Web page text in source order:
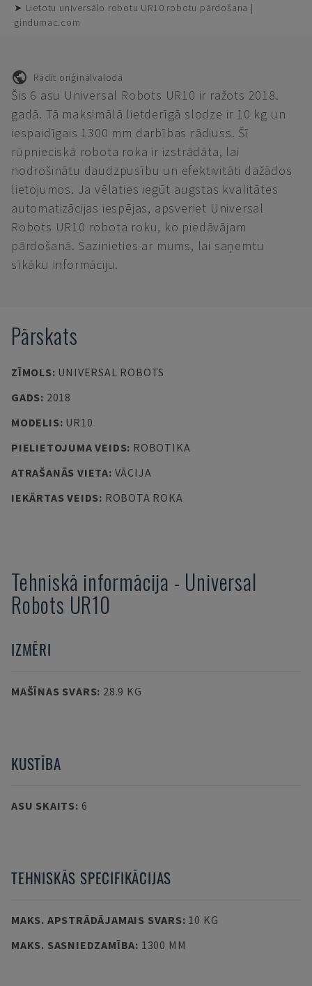
➤ Lietotu universālo robotu UR10 robotu pārdošana |
gindumac.com
Rādīt oriģinālvalodā
Šis 6 asu Universal Robots UR10 ir ražots 2018.
gadā. Tā maksimālā lietderīgā slodze ir 10 kg un
iespaidīgais 1300 mm darbības rādiuss. Šī
rūpnieciskā robota roka ir izstrādāta, lai
nodrošinātu daudzpusību un efektivitāti dažādos
lietojumos. Ja vēlaties iegūt augstas kvalitātes
automatizācijas iespējas, apsveriet Universal
Robots UR10 robota roku, ko piedāvājam
pārdošanā. Sazinieties ar mums, lai saņemtu
sīkāku informāciju.
Pārskats
ZĪMOLS: UNIVERSAL ROBOTS
GADS: 2018
MODELIS: UR10
PIELIETOJUMA VEIDS: ROBOTIKA
ATRAŠANĀS VIETA: VĀCIJA
IEKĀRTAS VEIDS: ROBOTA ROKA
Tehniskā informācija - Universal
Robots UR10
IZMĒRI
MAŠĪNAS SVARS: 28.9 KG
KUSTĪBA
ASU SKAITS: 6
TEHNISKĀS SPECIFIKĀCIJAS
MAKS. APSTRĀDĀJAMAIS SVARS: 10 KG
MAKS. SASNIEDZAMĪBA: 1300 MM